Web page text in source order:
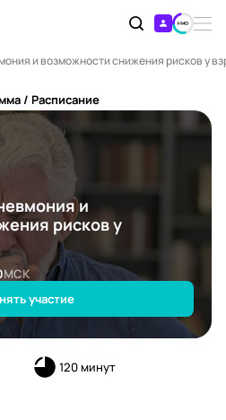
и возможности снижения рисков у
/ Расписание
и
рисков у
МСК
участие
120 минут